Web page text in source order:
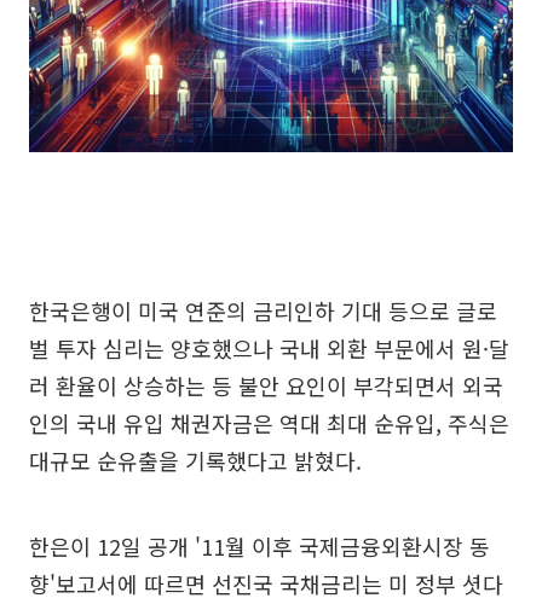
한국은행이 미국 연준의 금리인하 기대 등으로 글로
벌 투자 심리는 양호했으나 국내 외환 부문에서 원·달
러 환율이 상승하는 등 불안 요인이 부각되면서 외국
인의 국내 유입 채권자금은 역대 최대 순유입, 주식은
대규모 순유출을 기록했다고 밝혔다.
한은이 12일 공개 '11월 이후 국제금융외환시장 동
향'보고서에 따르면 선진국 국채금리는 미 정부 셧다